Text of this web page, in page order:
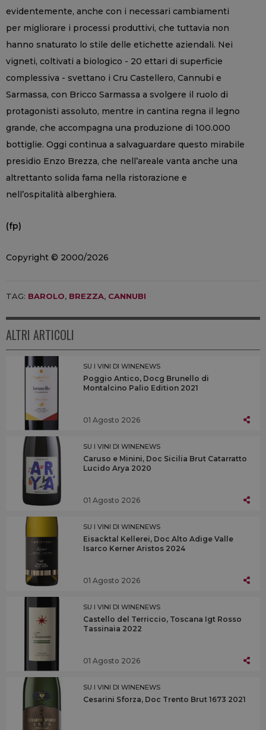
evidentemente, anche con i necessari cambiamenti
per migliorare i processi produttivi, che tuttavia non
hanno snaturato lo stile delle etichette aziendali. Nei
vigneti, coltivati a biologico - 20 ettari di superficie
complessiva - svettano i Cru Castellero, Cannubi e
Sarmassa, con Bricco Sarmassa a svolgere il ruolo di
protagonisti assoluto, mentre in cantina regna il legno
grande, che accompagna una produzione di 100.000
bottiglie. Oggi continua a salvaguardare questo mirabile
presidio Enzo Brezza, che nell’areale vanta anche una
altrettanto solida fama nella ristorazione e
nell’ospitalità alberghiera.
(fp)
Copyright © 2000/2026
TAG: BAROLO, BREZZA, CANNUBI
ALTRI ARTICOLI
SU I VINI DI WINENEWS
Poggio Antico, Docg Brunello di
Montalcino Palio Edition 2021
01 Agosto 2026
SU I VINI DI WINENEWS
Caruso e Minini, Doc Sicilia Brut Catarratto
Lucido Arya 2020
01 Agosto 2026
SU I VINI DI WINENEWS
Eisacktal Kellerei, Doc Alto Adige Valle
Isarco Kerner Aristos 2024
01 Agosto 2026
SU I VINI DI WINENEWS
Castello del Terriccio, Toscana Igt Rosso
Tassinaia 2022
01 Agosto 2026
SU I VINI DI WINENEWS
Cesarini Sforza, Doc Trento Brut 1673 2021